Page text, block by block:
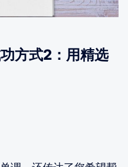
方式2：用精选